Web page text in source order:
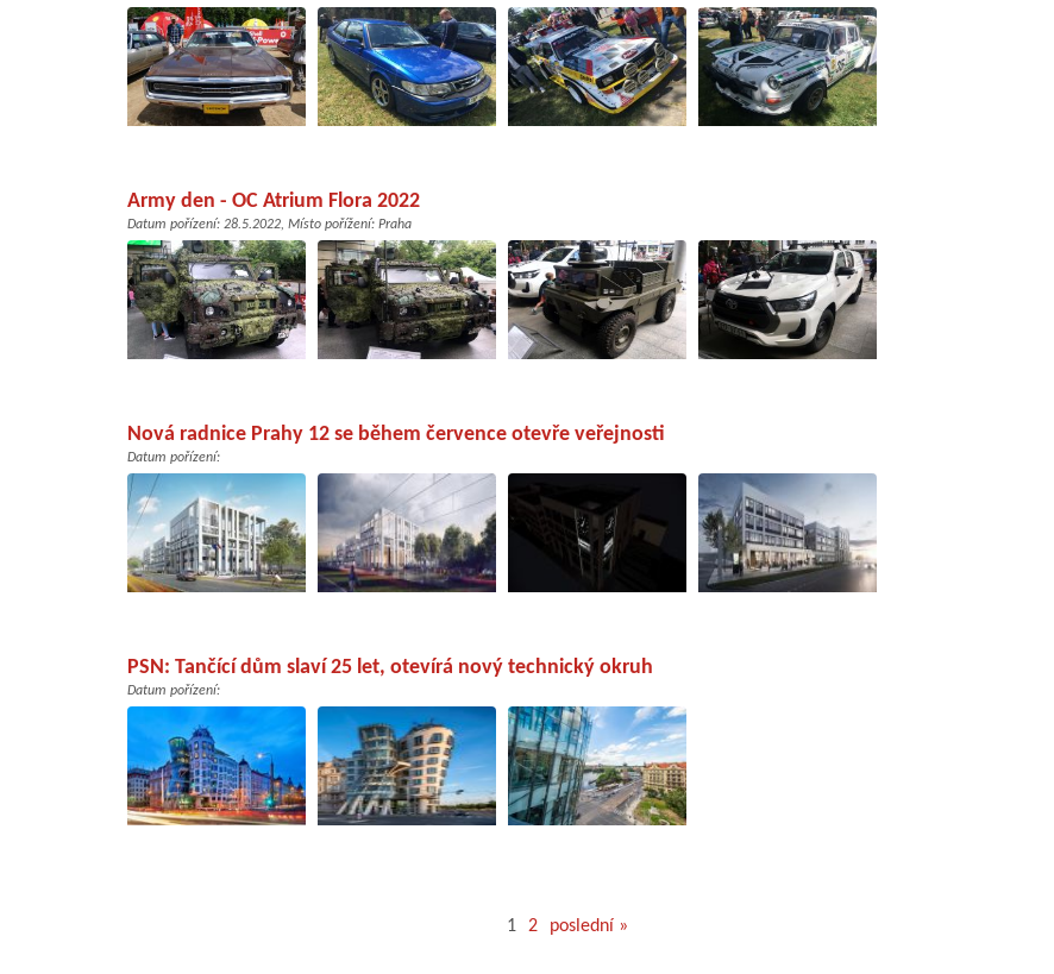
Army den - OC Atrium Flora 2022
Datum pořízení: 28.5.2022, Místo pořížení: Praha
Nová radnice Prahy 12 se během července otevře veřejnosti
Datum pořízení:
PSN: Tančící dům slaví 25 let, otevírá nový technický okruh
Datum pořízení:
1 2 poslední »